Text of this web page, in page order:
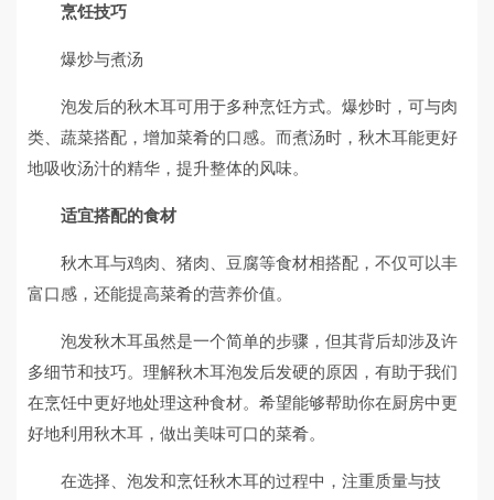
烹饪技巧
爆炒与煮汤
泡发后的秋木耳可用于多种烹饪方式。爆炒时，可与肉
类、蔬菜搭配，增加菜肴的口感。而煮汤时，秋木耳能更好
地吸收汤汁的精华，提升整体的风味。
适宜搭配的食材
秋木耳与鸡肉、猪肉、豆腐等食材相搭配，不仅可以丰
富口感，还能提高菜肴的营养价值。
泡发秋木耳虽然是一个简单的步骤，但其背后却涉及许
多细节和技巧。理解秋木耳泡发后发硬的原因，有助于我们
在烹饪中更好地处理这种食材。希望能够帮助你在厨房中更
好地利用秋木耳，做出美味可口的菜肴。
在选择、泡发和烹饪秋木耳的过程中，注重质量与技